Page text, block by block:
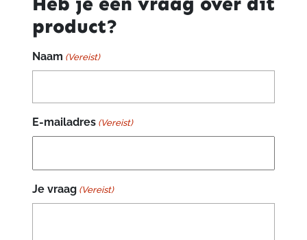
product?
Naam (Vereist)
E-mailadres (Vereist)
Je vraag (Vereist)